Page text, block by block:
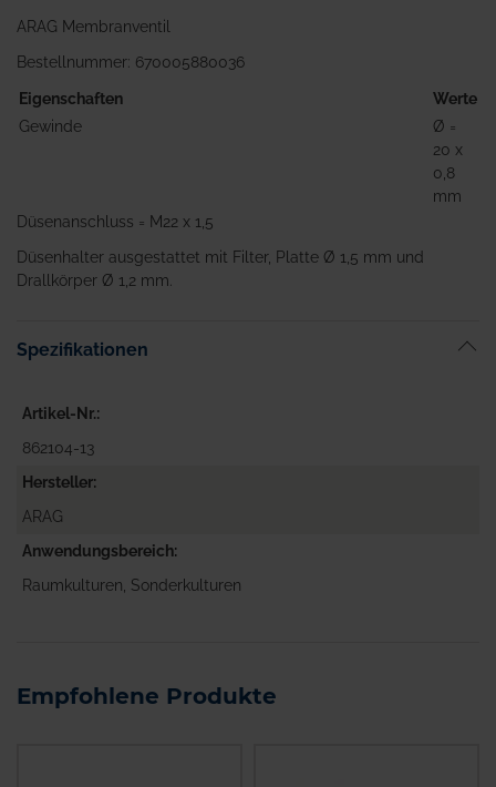
ARAG Membranventil
Bestellnummer: 670005880036
Eigenschaften
Werte
Gewinde
Ø =
20 x
0,8
mm
Düsenanschluss = M22 x 1,5
Düsenhalter ausgestattet mit Filter, Platte Ø 1,5 mm und
Drallkörper Ø 1,2 mm.
Spezifikationen
Artikel-Nr.
862104-13
Hersteller
ARAG
Anwendungsbereich
Raumkulturen, Sonderkulturen
Empfohlene Produkte